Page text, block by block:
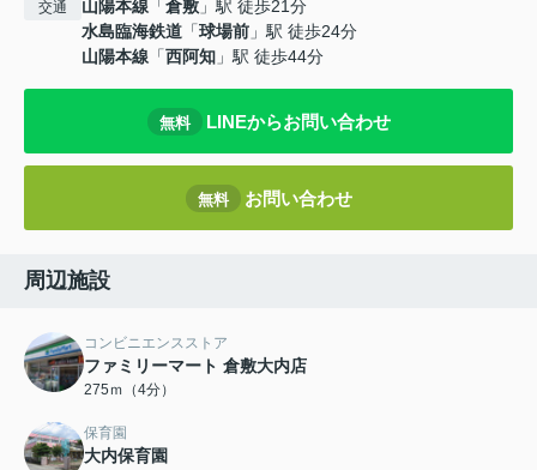
交通 山陽本線 「倉敷 」駅 徒歩21分
水島臨海鉄道 「球場前 」駅 徒歩24分
山陽本線 「西阿知 」駅 徒歩44分
無料 LINEからお問い合わせ
無料 お問い合わせ
周辺施設
コンビニエンスストア
ファミリーマート 倉敷大内店
275ｍ（4分）
保育園
大内保育園